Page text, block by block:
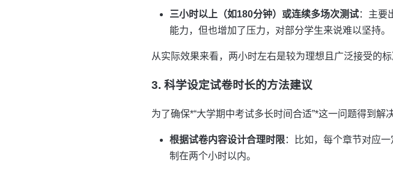
三小时以上（如180分钟）或连续多场次测试：主要
能力，但也增加了压力，对部分学生来说难以坚持。
从实际效果来看，两小时左右是较为理想且广泛接受的
3. 科学设定试卷时长的方法建议
为了确保*“大学期中考试多长时间合适”*这一问题得到解
根据试卷内容设计合理时限：比如，每个章节对应
制在两个小时以内。